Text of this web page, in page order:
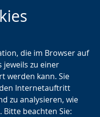
die im Browser auf
jeweils zu einer
werden kann. Sie
Internetauftritt
zu analysieren, wie
beachten Sie: